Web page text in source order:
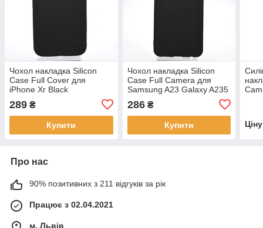
Чохол накладка Silicon
Case Full Cover для
iPhone Xr Black
289 ₴
Купити
Чохол накладка Silicon
Case Full Camera для
Samsung A23 Galaxy A235
286₴
Купити
Про нас
90% позитивних з 211 відгуків за рік
Працює з 02.04.2021
м. Львів